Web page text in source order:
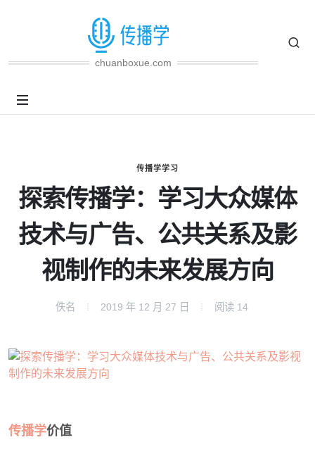
chuanboxue.com
传播学学习
探索传播学：学习大众媒体
技术与广告、公共关系及影
视制作的未来发展方向
佚名 2019 年 12 月 27 日 阅读 14
传播学价值